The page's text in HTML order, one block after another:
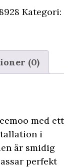
Kategori:
(0)
med ett
i
är smidig
perfekt